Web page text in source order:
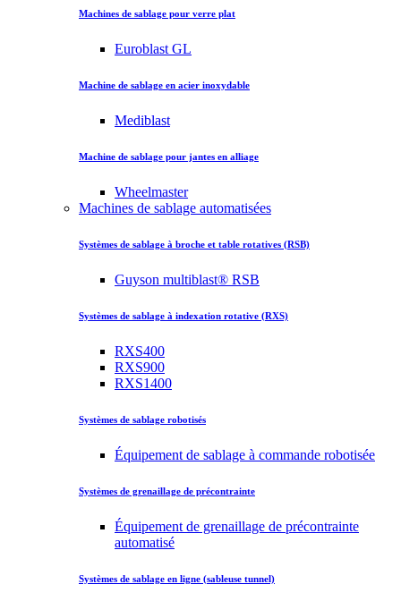
Machines de sablage pour verre plat
Euroblast GL
Machine de sablage en acier inoxydable
Mediblast
Machine de sablage pour jantes en alliage
Wheelmaster
Machines de sablage automatisées
Systèmes de sablage à broche et table rotatives (RSB)
Guyson multiblast® RSB
Systèmes de sablage à indexation rotative (RXS)
RXS400
RXS900
RXS1400
Systèmes de sablage robotisés
Équipement de sablage à commande robotisée
Systèmes de grenaillage de précontrainte
Équipement de grenaillage de précontrainte
automatisé
Systèmes de sablage en ligne (sableuse tunnel)